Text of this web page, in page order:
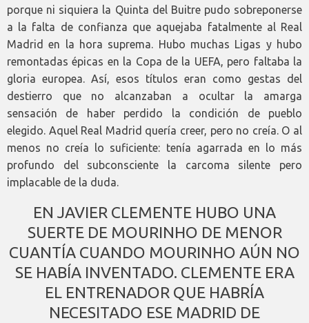
porque ni siquiera la Quinta del Buitre pudo sobreponerse
a la falta de confianza que aquejaba fatalmente al Real
Madrid en la hora suprema. Hubo muchas Ligas y hubo
remontadas épicas en la Copa de la UEFA, pero faltaba la
gloria europea. Así, esos títulos eran como gestas del
destierro que no alcanzaban a ocultar la amarga
sensación de haber perdido la condición de pueblo
elegido. Aquel Real Madrid quería creer, pero no creía. O al
menos no creía lo suficiente: tenía agarrada en lo más
profundo del subconsciente la carcoma silente pero
implacable de la duda.
EN JAVIER CLEMENTE HUBO UNA
SUERTE DE MOURINHO DE MENOR
CUANTÍA CUANDO MOURINHO AÚN NO
SE HABÍA INVENTADO. CLEMENTE ERA
EL ENTRENADOR QUE HABRÍA
NECESITADO ESE MADRID DE